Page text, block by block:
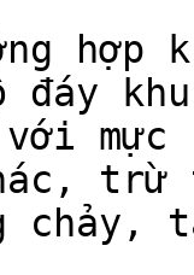
hợp
đáy
với
trừ
chảy,